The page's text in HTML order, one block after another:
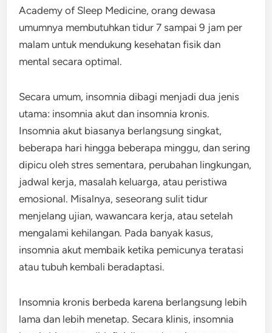
Academy of Sleep Medicine, orang dewasa
umumnya membutuhkan tidur 7 sampai 9 jam per
malam untuk mendukung kesehatan fisik dan
mental secara optimal.
Secara umum, insomnia dibagi menjadi dua jenis
utama: insomnia akut dan insomnia kronis.
Insomnia akut biasanya berlangsung singkat,
beberapa hari hingga beberapa minggu, dan sering
dipicu oleh stres sementara, perubahan lingkungan,
jadwal kerja, masalah keluarga, atau peristiwa
emosional. Misalnya, seseorang sulit tidur
menjelang ujian, wawancara kerja, atau setelah
mengalami kehilangan. Pada banyak kasus,
insomnia akut membaik ketika pemicunya teratasi
atau tubuh kembali beradaptasi.
Insomnia kronis berbeda karena berlangsung lebih
lama dan lebih menetap. Secara klinis, insomnia